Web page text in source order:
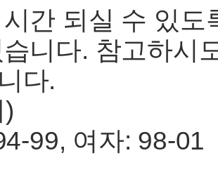
간 되실 수 있
니다. 참고하시
다.
99, 여자: 98-01